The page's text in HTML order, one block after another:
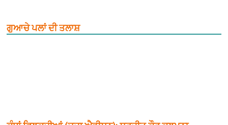
ਗੁਆਚੇ ਪਲਾਂ ਦੀ ਤਲਾਸ਼